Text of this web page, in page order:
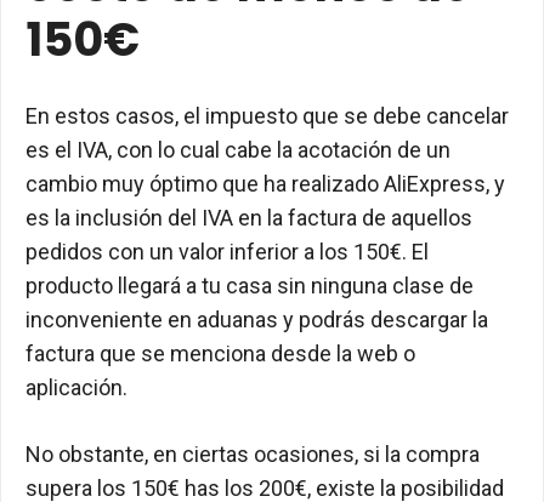
150€
En estos casos, el impuesto que se debe cancelar
es el IVA, con lo cual cabe la acotación de un
cambio muy óptimo que ha realizado AliExpress, y
es la inclusión del IVA en la factura de aquellos
pedidos con un valor inferior a los 150€. El
producto llegará a tu casa sin ninguna clase de
inconveniente en aduanas y podrás descargar la
factura que se menciona desde la web o
aplicación.
No obstante, en ciertas ocasiones, si la compra
supera los 150€ has los 200€, existe la posibilidad